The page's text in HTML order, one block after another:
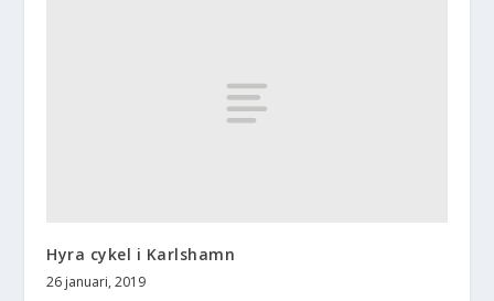
Hyra cykel i Karlshamn
26 januari, 2019